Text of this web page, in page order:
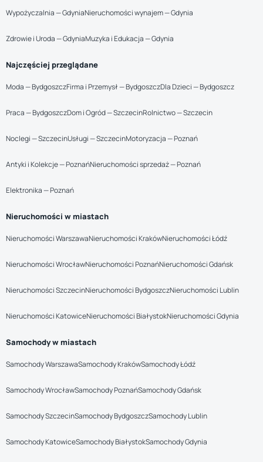
Wypożyczalnia — GdyniaNieruchomości wynajem — Gdynia
Zdrowie i Uroda — GdyniaMuzyka i Edukacja — Gdynia
Najczęściej przeglądane
Moda — BydgoszczFirma i Przemysł — BydgoszczDla Dzieci — Bydgoszcz
Praca — BydgoszczDom i Ogród — SzczecinRolnictwo — Szczecin
Noclegi — SzczecinUsługi — SzczecinMotoryzacja — Poznań
Antyki i Kolekcje — PoznańNieruchomości sprzedaż — Poznań
Elektronika — Poznań
Nieruchomości w miastach
Nieruchomości WarszawaNieruchomości KrakówNieruchomości Łódź
Nieruchomości WrocławNieruchomości PoznańNieruchomości Gdańsk
Nieruchomości SzczecinNieruchomości BydgoszczNieruchomości Lublin
Nieruchomości KatowiceNieruchomości BiałystokNieruchomości Gdynia
Samochody w miastach
Samochody WarszawaSamochody KrakówSamochody Łódź
Samochody WrocławSamochody PoznańSamochody Gdańsk
Samochody SzczecinSamochody BydgoszczSamochody Lublin
Samochody KatowiceSamochody BiałystokSamochody Gdynia